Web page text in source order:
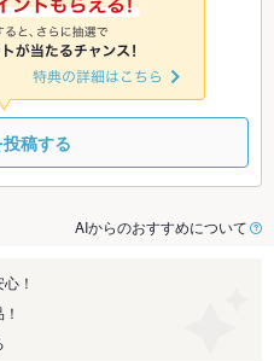
◎ ◎
稿する
AIからのおすすめについて
！